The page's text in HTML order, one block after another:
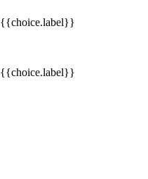
{{choice.label}}
{{choice.label}}